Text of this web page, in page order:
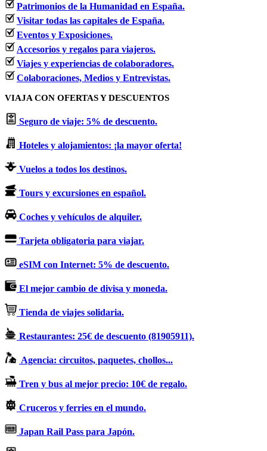
Patrimonios de la Humanidad en España.
Visitar todas las capitales de España.
Eventos y Exposiciones.
Accesorios y regalos para viajeros.
Viajes y experiencias de colaboradores.
Colaboraciones, Medios y Entrevistas.
VIAJA CON OFERTAS Y DESCUENTOS
Seguro de viaje: 5% de descuento.
Hoteles y alojamientos: ¡la mayor oferta!
Vuelos a todos los destinos.
Tours y excursiones en español.
Coches y vehículos de alquiler.
Tarjeta obligatoria para viajar.
eSIM con Internet: 5% de descuento.
El mejor cambio de divisa y moneda.
Tienda de viajes solidaria.
Restaurantes: 25€ de descuento (81905911).
Agencia: circuitos, paquetes, chollos...
Tren y bus al mejor precio: 10€ de regalo.
Cruceros y ferries en el mundo.
Japan Rail Pass para Japón.